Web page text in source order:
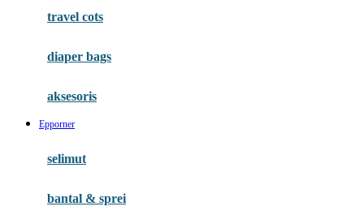
Gb
Habbie
travel cots
diaper bags
aksesoris
Epporner
selimut
bantal & sprei